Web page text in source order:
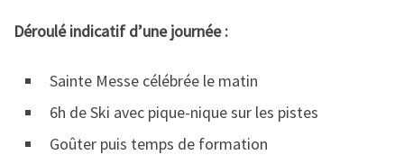
Déroulé indicatif d’une journée :
Sainte Messe célébrée le matin
6h de Ski avec pique-nique sur les pistes
Goûter puis temps de formation